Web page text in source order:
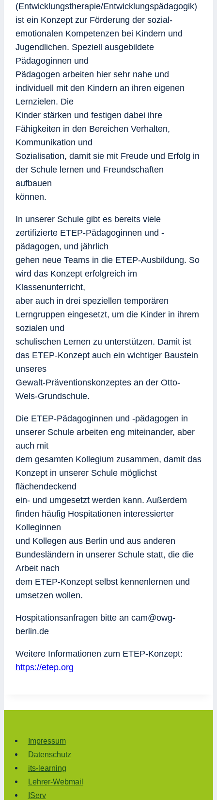
(Entwicklungstherapie/Entwicklungspädagogik)
ist ein Konzept zur Förderung der sozial-
emotionalen Kompetenzen bei Kindern und
Jugendlichen. Speziell ausgebildete
Pädagoginnen und
Pädagogen arbeiten hier sehr nahe und
individuell mit den Kindern an ihren eigenen
Lernzielen. Die
Kinder stärken und festigen dabei ihre
Fähigkeiten in den Bereichen Verhalten,
Kommunikation und
Sozialisation, damit sie mit Freude und Erfolg in
der Schule lernen und Freundschaften
aufbauen
können.
In unserer Schule gibt es bereits viele
zertifizierte ETEP-Pädagoginnen und -
pädagogen, und jährlich
gehen neue Teams in die ETEP-Ausbildung. So
wird das Konzept erfolgreich im
Klassenunterricht,
aber auch in drei speziellen temporären
Lerngruppen eingesetzt, um die Kinder in ihrem
sozialen und
schulischen Lernen zu unterstützen. Damit ist
das ETEP-Konzept auch ein wichtiger Baustein
unseres
Gewalt-Präventionskonzeptes an der Otto-
Wels-Grundschule.
Die ETEP-Pädagoginnen und -pädagogen in
unserer Schule arbeiten eng miteinander, aber
auch mit
dem gesamten Kollegium zusammen, damit das
Konzept in unserer Schule möglichst
flächendeckend
ein- und umgesetzt werden kann. Außerdem
finden häufig Hospitationen interessierter
Kolleginnen
und Kollegen aus Berlin und aus anderen
Bundesländern in unserer Schule statt, die die
Arbeit nach
dem ETEP-Konzept selbst kennenlernen und
umsetzen wollen.
Hospitationsanfragen bitte an cam@owg-
berlin.de
Weitere Informationen zum ETEP-Konzept:
https://etep.org
Impressum
Datenschutz
its-learning
Lehrer-Webmail
IServ